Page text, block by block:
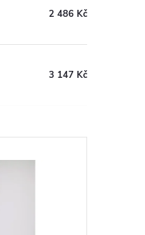
2 486 Kč
3 147 Kč